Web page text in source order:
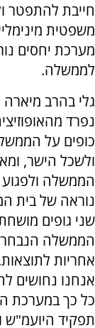
חייבת להתפטר
משפטית
מערכת יחסים
לממשלה.
גלי בהרב
נפרד
כופים על
ולשכל הישר,
הממשלה ולפגוע
נוראה של בית
שני גופים
הממשלה
אחריות
אנחנו נחושים
כל כך במערכת
תפקיד היועמ"ש